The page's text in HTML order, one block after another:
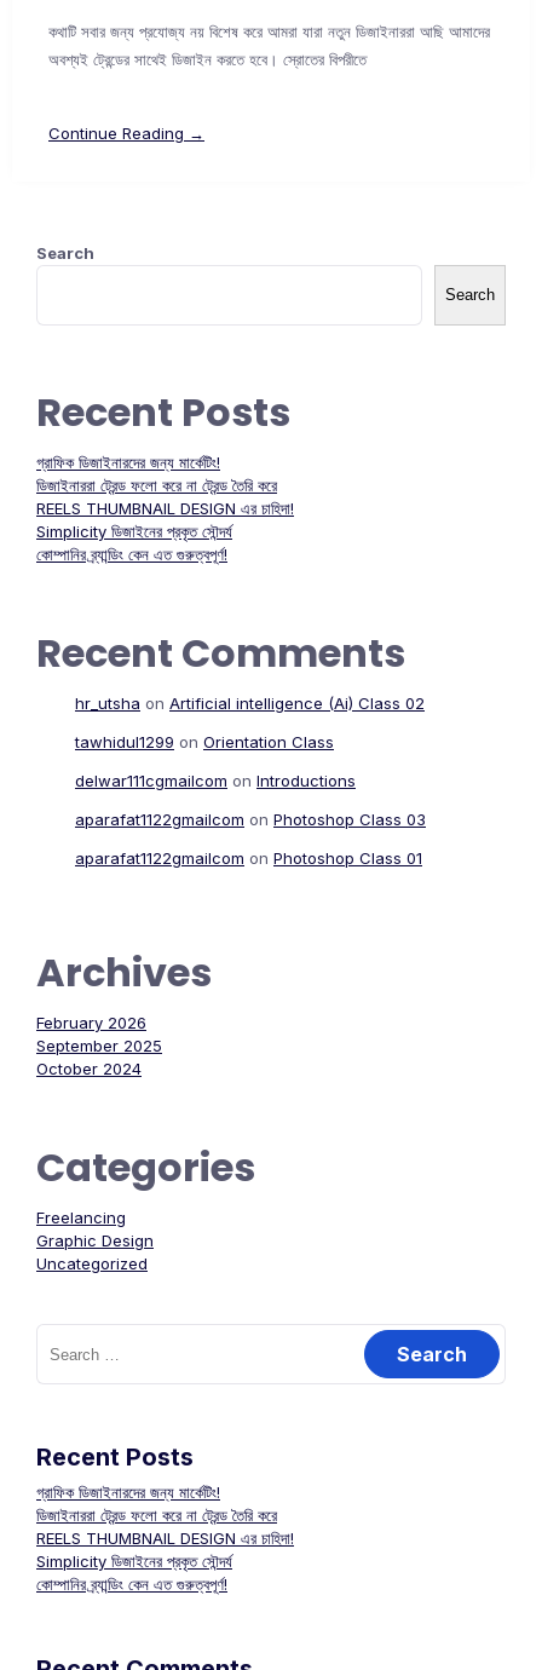
কথাটি সবার জন্য প্রযোজ্য নয় বিশেষ করে আমরা যারা নতুন ডিজাইনাররা আছি আমাদের
অবশ্যই ট্রেন্ডের সাথেই ডিজাইন করতে হবে। স্রোতের বিপরীতে
Continue Reading →
Search
Search
Recent Posts
গ্রাফিক ডিজাইনারদের জন্য মার্কেটিং!
ডিজাইনাররা ট্রেন্ড ফলো করে না ট্রেন্ড তৈরি করে
REELS THUMBNAIL DESIGN এর চাহিদা!
Simplicity ডিজাইনের প্রকৃত সৌন্দর্য
কোম্পানির ব্র্যান্ডিং কেন এত গুরুত্বপূর্ণ!
Recent Comments
hr_utsha on Artificial intelligence (Ai) Class 02
tawhidul1299 on Orientation Class
delwar111cgmailcom on Introductions
aparafat1122gmailcom on Photoshop Class 03
aparafat1122gmailcom on Photoshop Class 01
Archives
February 2026
September 2025
October 2024
Categories
Freelancing
Graphic Design
Uncategorized
Search
for:
Recent Posts
গ্রাফিক ডিজাইনারদের জন্য মার্কেটিং!
ডিজাইনাররা ট্রেন্ড ফলো করে না ট্রেন্ড তৈরি করে
REELS THUMBNAIL DESIGN এর চাহিদা!
Simplicity ডিজাইনের প্রকৃত সৌন্দর্য
কোম্পানির ব্র্যান্ডিং কেন এত গুরুত্বপূর্ণ!